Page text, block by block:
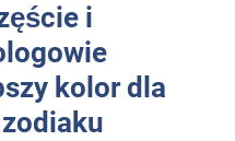
i
kolor dla